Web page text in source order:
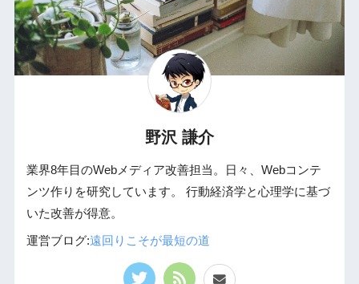
野沢 謙介
業界8年目のWebメディア改善担当。日々、Webコンテ
ンツ作りを研究しています。 行動経済学と心理学に基づ
いた改善が得意。
運営ブログ:遠回りこそが最短の道